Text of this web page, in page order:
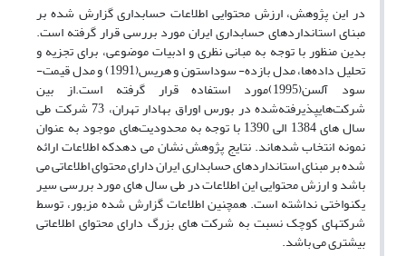
در این پژوهش، ارزش محتوایی اطلاعات حسابداری گزارش شده بر
مبنای استانداردهای حسابداری ایران مورد بررسی قرار گرفته است.
بدین منظور با توجه به مبانی نظری و ادبیات موضوعی، برای تجزیه و
تحلیل داده‌ها، مدل بازده- سوداستون و هریس(1991) و مدل قیمت-
سود آلسن(1995)مورد استفاده قرار گرفته است.از بین
شرکت‌هایپذیرفته‌شده در بورس اوراق بهادار تهران، 73 شرکت طی
سال های 1384 الی 1390 با توجه به محدودیت‌های موجود به عنوان
نمونه انتخاب شده­اند. نتایج پژوهش نشان می دهدکه اطلاعات ارائه
شده بر مبنای استانداردهای حسابداری ایران دارای محتوای اطلاعاتی می
باشد و ارزش محتوایی این اطلاعات در طی سال های مورد بررسی سیر
یکنواختی نداشته است. همچنین اطلاعات گزارش شده مزبور، توسط
شرکت­های کوچک نسبت به شرکت های بزرگ دارای محتوای اطلاعاتی
بیشتری می باشد.